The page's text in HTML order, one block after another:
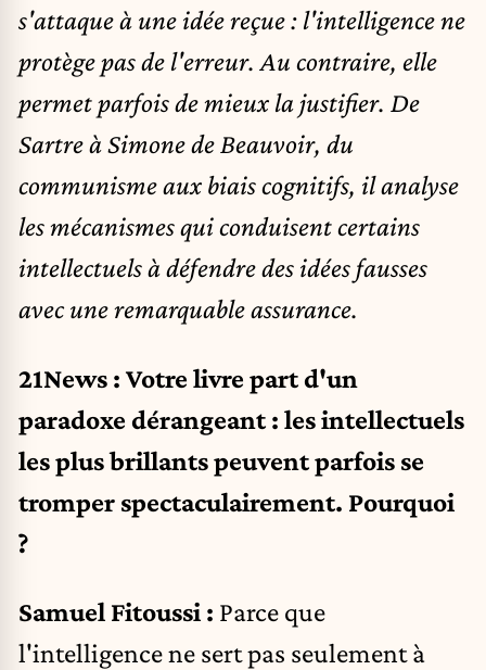
s'attaque à une idée reçue : l'intelligence ne
protège pas de l'erreur. Au contraire, elle
permet parfois de mieux la justifier. De
Sartre à Simone de Beauvoir, du
communisme aux biais cognitifs, il analyse
les mécanismes qui conduisent certains
intellectuels à défendre des idées fausses
avec une remarquable assurance.
21News : Votre livre part d'un
paradoxe dérangeant : les intellectuels
les plus brillants peuvent parfois se
tromper spectaculairement. Pourquoi
?
Samuel Fitoussi : Parce que
l'intelligence ne sert pas seulement à